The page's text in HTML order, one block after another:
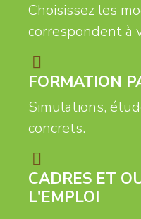
Choisissez les
correspondent à
FORMATION
Simulations,
concrets.
CADRES ET
L'EMPLOI